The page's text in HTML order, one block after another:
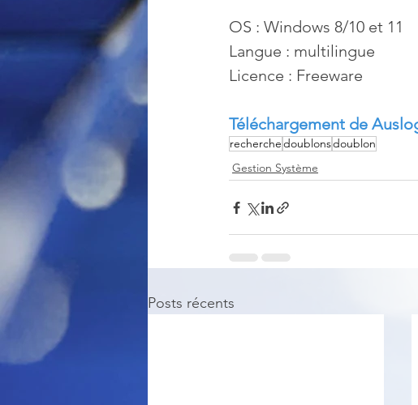
OS : Windows 8/10 et 11
Langue : multilingue
Licence : Freeware
Téléchargement de
recherchedoublonsdoublon
Gestion Système
Posts récents